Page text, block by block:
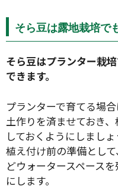
そら豆は露地栽培で
そら豆はプランター栽
できます。
プランターで育てる場
土作りを済ませておき
しておくようにしましょ
植え付け前の準備とし
どウォータースペース
にします。